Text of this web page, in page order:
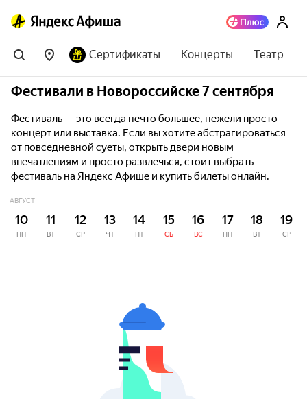
Сертификаты Концерты Театр
Фестивали в Новороссийске 7 сентября
Фестиваль — это всегда нечто большее, нежели просто
концерт или выставка. Если вы хотите абстрагироваться
от повседневной суеты, открыть двери новым
впечатлениям и просто развлечься, стоит выбрать
фестиваль на Яндекс Афише и купить билеты онлайн.
АВГУСТ
10
ПН
11
ВТ
12
СР
13
ЧТ
14
ПТ
15
СБ
16
ВС
17
ПН
18
ВТ
19
СР